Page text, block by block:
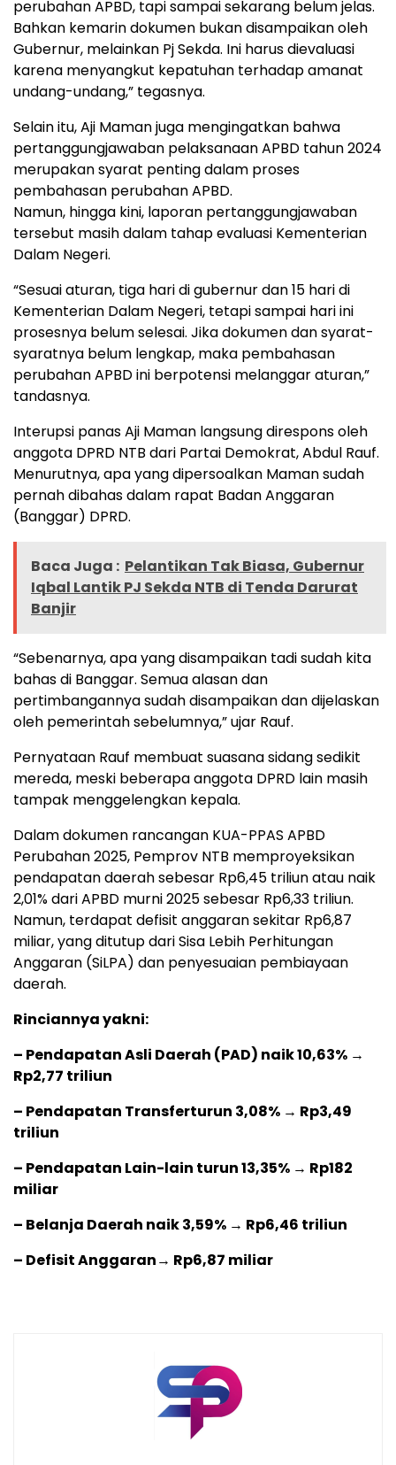
perubahan APBD, tapi sampai sekarang belum jelas.
Bahkan kemarin dokumen bukan disampaikan oleh
Gubernur, melainkan Pj Sekda. Ini harus dievaluasi
karena menyangkut kepatuhan terhadap amanat
undang-undang,” tegasnya.
Selain itu, Aji Maman juga mengingatkan bahwa
pertanggungjawaban pelaksanaan APBD tahun 2024
merupakan syarat penting dalam proses
pembahasan perubahan APBD.
Namun, hingga kini, laporan pertanggungjawaban
tersebut masih dalam tahap evaluasi Kementerian
Dalam Negeri.
“Sesuai aturan, tiga hari di gubernur dan 15 hari di
Kementerian Dalam Negeri, tetapi sampai hari ini
prosesnya belum selesai. Jika dokumen dan syarat-
syaratnya belum lengkap, maka pembahasan
perubahan APBD ini berpotensi melanggar aturan,”
tandasnya.
Interupsi panas Aji Maman langsung direspons oleh
anggota DPRD NTB dari Partai Demokrat, Abdul Rauf.
Menurutnya, apa yang dipersoalkan Maman sudah
pernah dibahas dalam rapat Badan Anggaran
(Banggar) DPRD.
Baca Juga : Pelantikan Tak Biasa, Gubernur
Iqbal Lantik PJ Sekda NTB di Tenda Darurat
Banjir
“Sebenarnya, apa yang disampaikan tadi sudah kita
bahas di Banggar. Semua alasan dan
pertimbangannya sudah disampaikan dan dijelaskan
oleh pemerintah sebelumnya,” ujar Rauf.
Pernyataan Rauf membuat suasana sidang sedikit
mereda, meski beberapa anggota DPRD lain masih
tampak menggelengkan kepala.
Dalam dokumen rancangan KUA-PPAS APBD
Perubahan 2025, Pemprov NTB memproyeksikan
pendapatan daerah sebesar Rp6,45 triliun atau naik
2,01% dari APBD murni 2025 sebesar Rp6,33 triliun.
Namun, terdapat defisit anggaran sekitar Rp6,87
miliar, yang ditutup dari Sisa Lebih Perhitungan
Anggaran (SiLPA) dan penyesuaian pembiayaan
daerah.
Rinciannya yakni:
– Pendapatan Asli Daerah (PAD) naik 10,63% →
Rp2,77 triliun
– Pendapatan Transferturun 3,08% → Rp3,49
triliun
– Pendapatan Lain-lain turun 13,35% → Rp182
miliar
– Belanja Daerah naik 3,59% → Rp6,46 triliun
– Defisit Anggaran→ Rp6,87 miliar